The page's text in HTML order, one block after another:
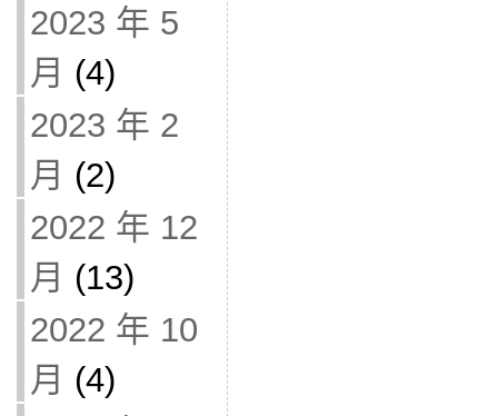
2023 年 5
月 (4)
2023 年 2
月 (2)
2022 年 12
月 (13)
2022 年 10
月 (4)